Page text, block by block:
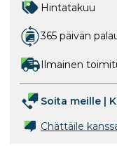
Hintatakuu
365 päivän
Ilmainen
Soita meille |
Chättäile